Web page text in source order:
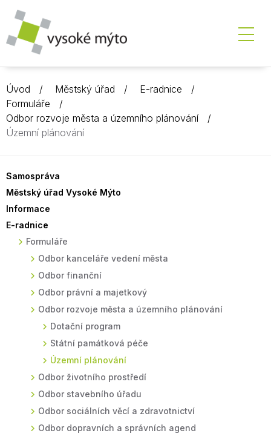
Úvod Městský úřad
E-radnice
Formuláře
Odbor rozvoje města a územního plánování
Územní plánování
Samospráva
Městský úřad Vysoké Mýto
Informace
E-radnice
Formuláře
Odbor kanceláře vedení města
Odbor finanční
Odbor právní a majetkový
Odbor rozvoje města a územního plánování
Dotační program
Státní památková péče
Územní plánování
Odbor životního prostředí
Odbor stavebního úřadu
Odbor sociálních věcí a zdravotnictví
Odbor dopravních a správních agend